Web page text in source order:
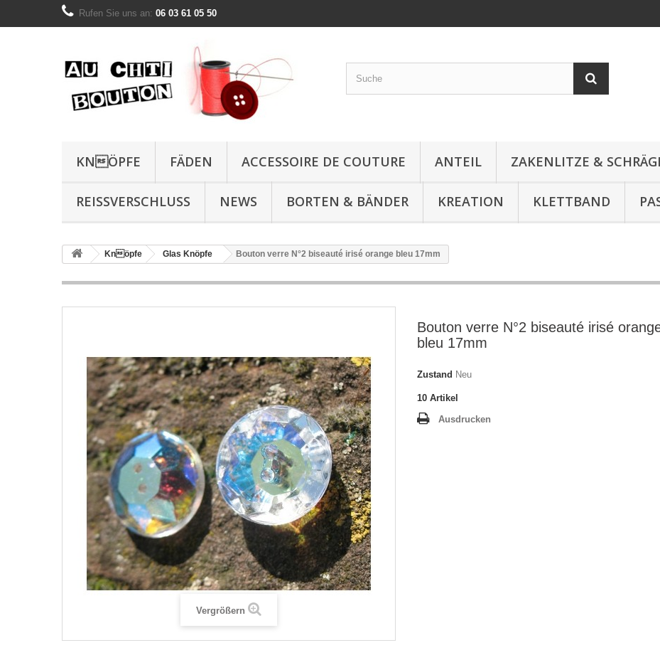
Rufen Sie uns an: 06 03 61 05 50
KNÖPFE FÄDEN ACCESSOIRE DE COUTURE ANTEIL ZAKENLITZE &
REISSVERSCHLUSS NEWS BORTEN & BÄNDER KREATION KLETTBAND
Knöpfe Glas Knöpfe Bouton verre N°2 biseauté irisé orange bleu 17mm
Vergrößern
Bouton verre N°2 biseauté irisé
bleu 17mm
Zustand Neu
10 Artikel
Ausdrucken